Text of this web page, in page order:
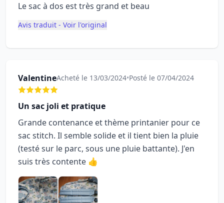
Le sac à dos est très grand et beau
Avis traduit - Voir l'original
ValentineAcheté le 13/03/2024•Posté le 07/04/2024
Un sac joli et pratique
Grande contenance et thème printanier pour ce
sac stitch. Il semble solide et il tient bien la pluie
(testé sur le parc, sous une pluie battante). J'en
suis très contente 👍